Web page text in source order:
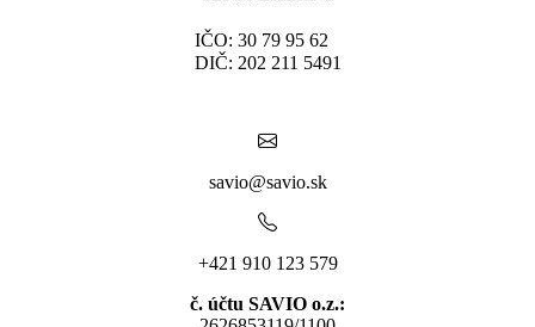
IČO: 30 79 95 62
DIČ: 202 211 5491
savio@savio.sk
+421 910 123 579
č. účtu SAVIO o.z.: